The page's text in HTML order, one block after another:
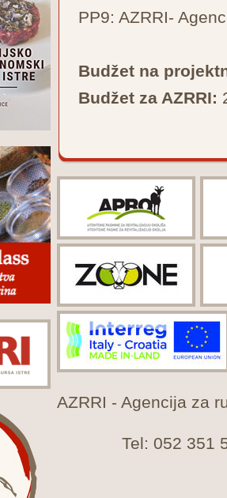
PP9: AZRRI-
Budžet na
Budžet za AZRRI:
AZRRI - Agencija za
Tel: 052 351